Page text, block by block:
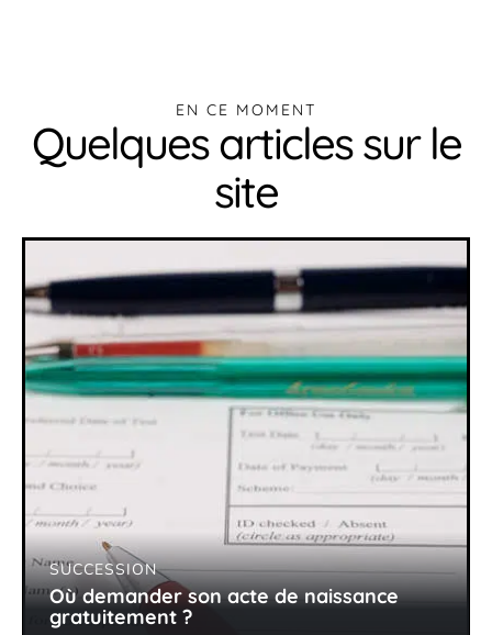
EN CE MOMENT
Quelques articles sur le
site
SUCCESSION
Où demander son acte de naissance
gratuitement ?